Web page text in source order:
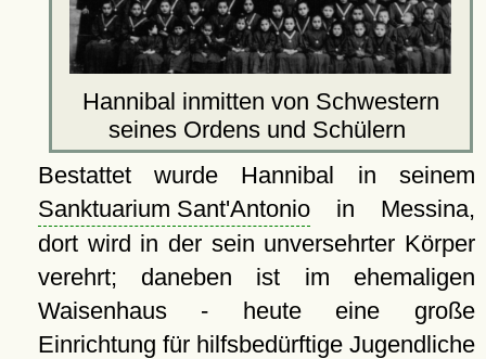
Hannibal inmitten von Schwestern
seines Ordens und Schülern
Bestattet wurde Hannibal in seinem
Sanktuarium Sant'Antonioin Messina,
dort wird in der sein unversehrter Körper
verehrt; daneben ist im ehemaligen
Waisenhaus - heute eine große
Einrichtung für hilfsbedürftige Jugendliche